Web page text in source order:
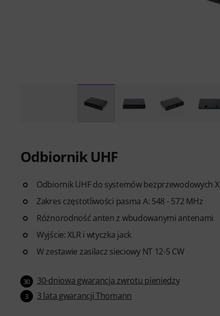
Odbiornik UHF
Odbiornik UHF do systemów bezprzewodowych
Zakres częstotliwości pasma A: 548 - 572 MHz
Różnorodność anten z wbudowanymi antenami
Wyjście: XLR i wtyczka jack
W zestawie zasilacz sieciowy NT 12-5 CW
30 30-dniowa gwarancja zwrotu pieniędzy
3 3 lata gwarancji Thomann